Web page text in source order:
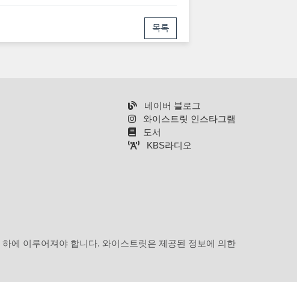
목록
네이버 블로그
와이스트릿 인스타그램
도서
KBS라디오
에 이루어져야 합니다. 와이스트릿은 제공된 정보에 의한